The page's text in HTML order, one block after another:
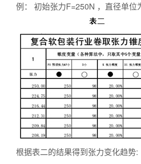
例： 初始张力F=250N ，直径单位
根据表二的结果得到张力变化趋势: